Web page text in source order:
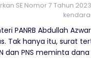
SE Nomor 7 Tahun
PANRB Abdullah
Tak hanya itu, surat
dan PNS meminta